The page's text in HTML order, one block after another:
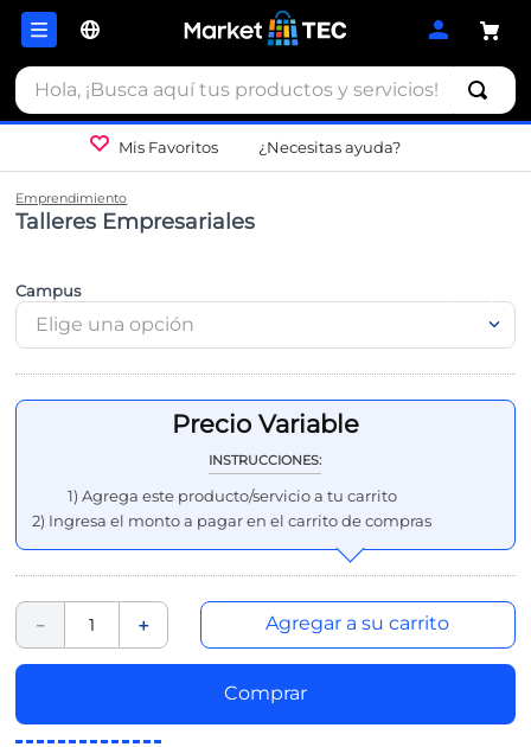
Hola, ¡Busca aquí tus productos y servicios!
Mis Favoritos ¿Necesitas ayuda?
Emprendimiento
Talleres Empresariales
Campus
Elige una opción
INSTRUCCIONES:
1) Agrega este producto/servicio a tu carrito
2) Ingresa el monto a pagar en el carrito de compras
＋
－ Agregar a su carrito
Comprar